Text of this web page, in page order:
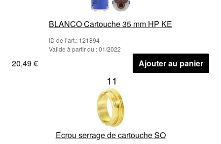
BLANCO Cartouche 35 mm HP KE
ID de l’art.: 121894
Valide à partir du : 01/2022
20,49 € Ajouter au panier
11
Ecrou serrage de cartouche SO